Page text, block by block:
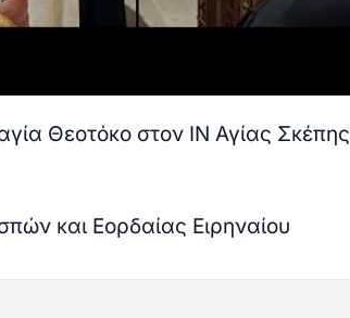
Θεοτόκο στον ΙΝ Αγίας Σκέπης
και Εορδαίας Ειρηναίου